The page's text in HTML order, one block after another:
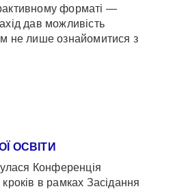
форматі —
дав можливість
не лише ознайомитися з
ОСВІТИ
Конференція
в рамках Засідання